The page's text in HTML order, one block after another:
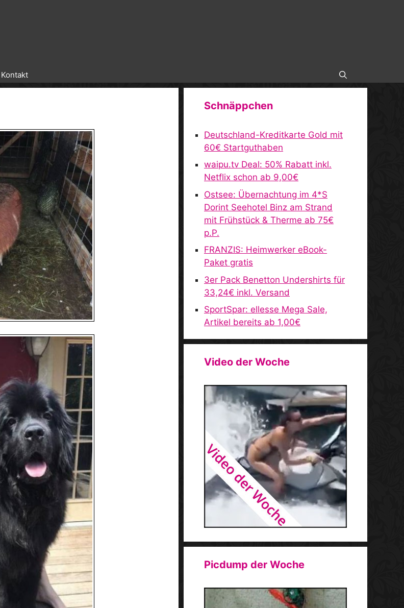
Kontakt
Schnäppchen
Deutschland-Kreditkarte Gold mit
60€ Startguthaben
waipu.tv Deal: 50% Rabatt inkl.
Netflix schon ab 9,00€
Ostsee: Übernachtung im 4*S
Dorint Seehotel Binz am Strand
mit Frühstück & Therme ab 75€
p.P.
FRANZIS: Heimwerker eBook-
Paket gratis
3er Pack Benetton Undershirts für
33,24€ inkl. Versand
SportSpar: ellesse Mega Sale,
Artikel bereits ab 1,00€
Video der Woche
Picdump der Woche